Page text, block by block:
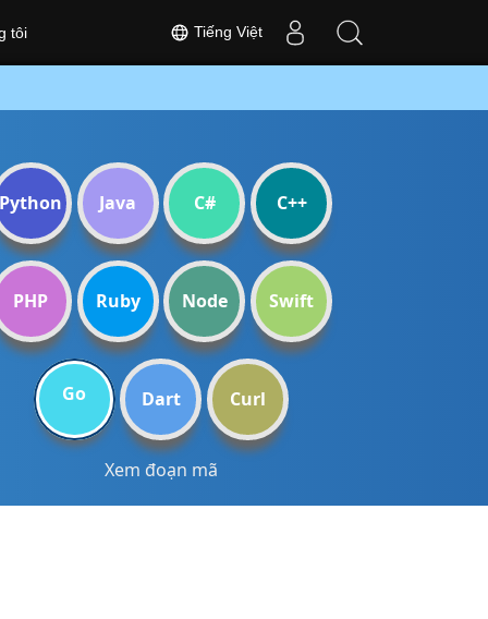
Python Java C# C++
PHP Ruby Node Swift
Go Dart Curl
Xem đoạn mã
Tiếng Việt
tôi